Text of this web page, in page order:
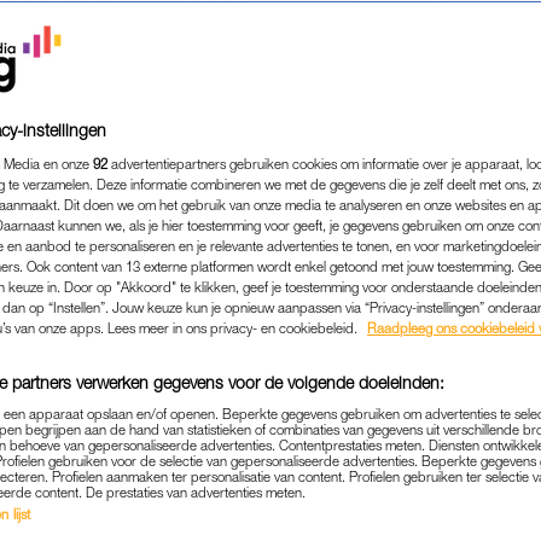
NADENKEN: HIER
JE NIEUWE
ADVERTORIAL|LEOLUX
die bank of fauteuil waarvan je hart sneller gaat
ook. Maar heb je ook nagedacht over de
waar moet je dan precies op letten? Stylist en
instellingen
en onze 92 advertentiepartners gebruiken cookies om informatie over je apparaat,
te verzamelen. Deze informatie combineren we met de gegevens die je zelf deelt met ons,
Dit doen we om het gebruik van onze media te analyseren en onze websites en
kunnen we, als je hier toestemming voor geeft, je gegevens gebruiken om onze
en aanbod te personaliseren en je relevante advertenties te tonen, en voor
Ook content van 13 externe platformen wordt enkel getoond met jouw toestemming.
keuze in. Door op "Akkoord" te klikken, geef je toestemming voor onderstaande
op “Instellen”. Jouw keuze kun je opnieuw aanpassen via “Privacy-instellingen”
van onze apps. Lees meer in ons privacy- en cookiebeleid.
Raadpleeg ons cookiebeleid
partners verwerken gegevens voor de volgende doeleinden:
apparaat opslaan en/of openen. Beperkte gegevens gebruiken om advertenties te
begrijpen aan de hand van statistieken of combinaties van gegevens uit verschillende
behoeve van gepersonaliseerde advertenties. Contentprestaties meten. Diensten
gebruiken voor de selectie van gepersonaliseerde advertenties. Beperkte
Profielen aanmaken ter personalisatie van content. Profielen gebruiken ter selectie
content. De prestaties van advertenties meten.
lijst